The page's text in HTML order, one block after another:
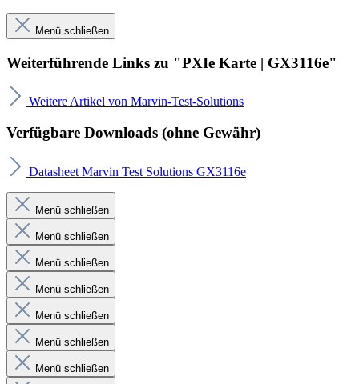
Menü schließen
Weiterführende Links zu "PXIe Karte | GX3116e"
Weitere Artikel von Marvin-Test-Solutions
Verfügbare Downloads (ohne Gewähr)
Datasheet Marvin Test Solutions GX3116e
Menü schließen
Menü schließen
Menü schließen
Menü schließen
Menü schließen
Menü schließen
Menü schließen